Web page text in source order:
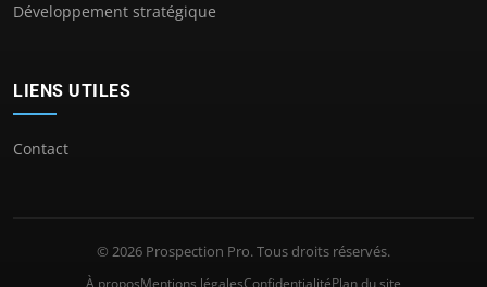
Développement stratégique
LIENS UTILES
Contact
© 2026 Prospection Pro. Tous droits réservés.
À proposMentions légalesConfidentialitéPlan du site